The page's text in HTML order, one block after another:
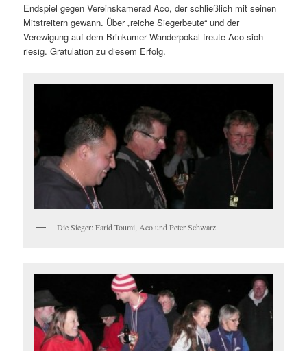
Endspiel gegen Vereinskamerad Aco, der schließlich mit seinen
Mitstreitern gewann. Über „reiche Siegerbeute“ und der
Verewigung auf dem Brinkumer Wanderpokal freute Aco sich
riesig. Gratulation zu diesem Erfolg.
Die Sieger: Farid Toumi, Aco und Peter Schwarz